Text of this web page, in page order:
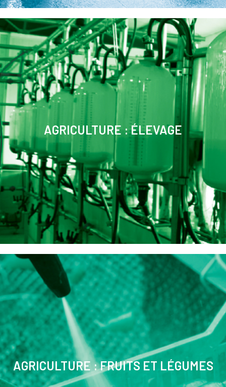
AGRICULTURE : ÉLEVAGE
AGRICULTURE : FRUITS ET LÉGUMES